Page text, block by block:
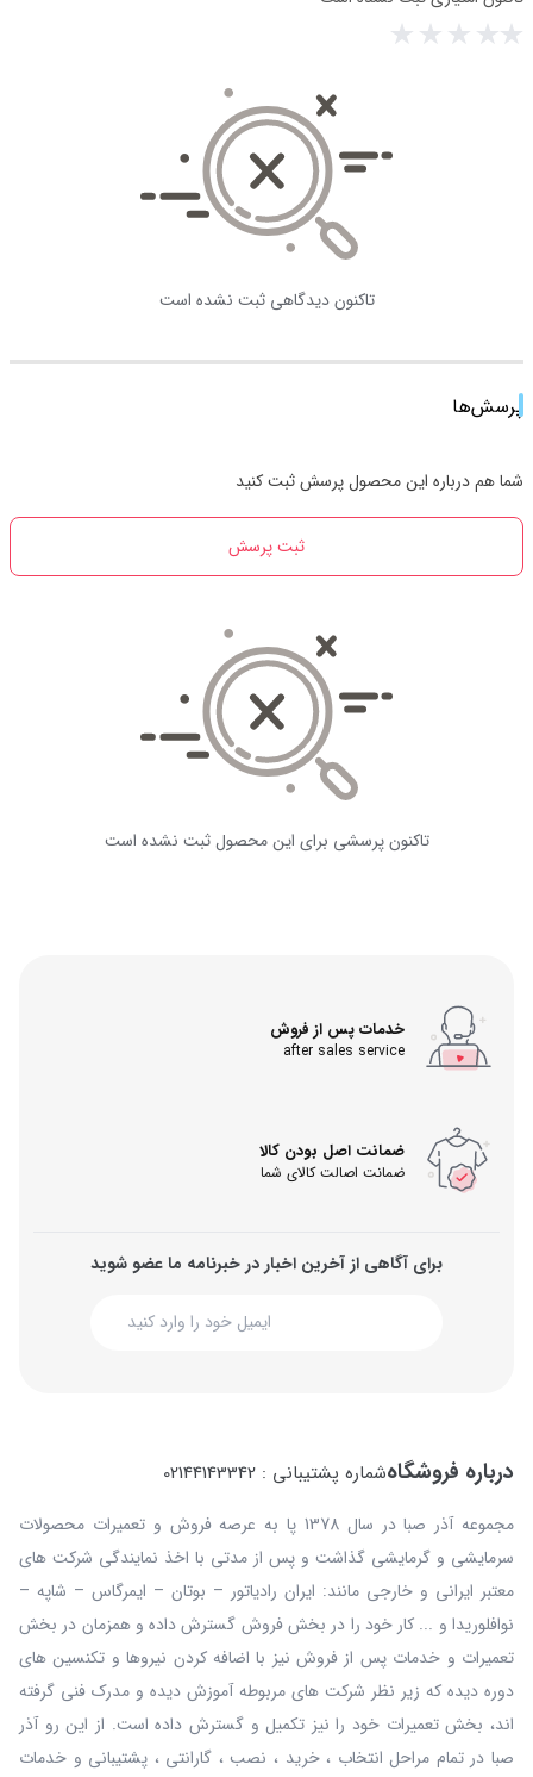
تاکنون دیدگاهی ثبت نشده است
پرسش‌ها
شما هم درباره این محصول پرسش ثبت کنید
ثبت پرسش
تاکنون پرسشی برای این محصول ثبت نشده است
خدمات پس از فروش
after sales service
ضمانت اصل بودن کالا
ضمانت اصالت کالای شما
برای آگاهی از آخرین اخبار در خبرنامه ما عضو شوید
درباره فروشگاهشماره پشتیبانی : 02144143342
مجموعه آذر صبا در سال 1378 پا به عرصه فروش و تعمیرات محصولات
سرمایشی و گرمایشی گذاشت و پس از مدتی با اخذ نمایندگی شرکت های
معتبر ایرانی و خارجی مانند: ایران رادیاتور – بوتان – ایمرگاس – شاپه –
نوافلوریدا و ... کار خود را در بخش فروش گسترش داده و همزمان در بخش
تعمیرات و خدمات پس از فروش نیز با اضافه کردن نیروها و تکنسین های
دوره دیده که زیر نظر شرکت های مربوطه آموزش دیده و مدرک فنی گرفته
اند، بخش تعمیرات خود را نیز تکمیل و گسترش داده است. از این رو آذر
صبا در تمام مراحل انتخاب ، خرید ، نصب ، گارانتی ، پشتیبانی و خدمات